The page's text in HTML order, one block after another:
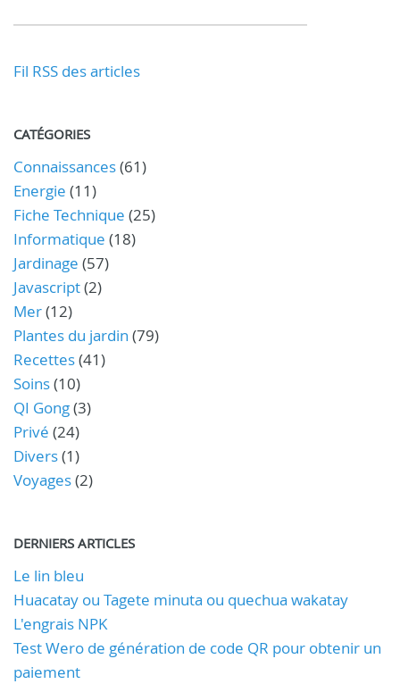
Fil RSS des articles
CATÉGORIES
Connaissances(61)
Energie (11)
Fiche Technique (25)
Informatique (18)
Jardinage (57)
Javascript(2)
Mer(12)
Plantes du jardin (79)
Recettes(41)
Soins(10)
QI Gong(3)
Privé (24)
Divers(1)
Voyages(2)
DERNIERS ARTICLES
Le lin bleu
Huacatay ou Tagete minuta ou quechua wakatay
L'engrais NPK
Test Wero de génération de code QR pour obtenir un
paiement